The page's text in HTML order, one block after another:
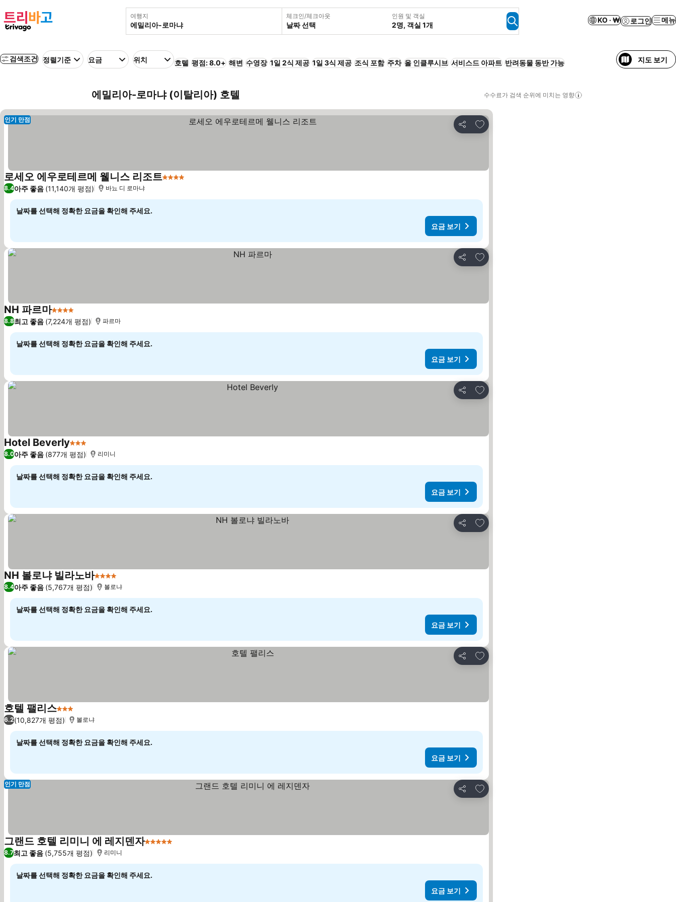
여행지 체크인/체크아웃
날짜 선택
인원 및 객실
2명, 객실 1개
KO · ₩ 로그인 메뉴
검색조건 정렬기준 요금 위치 호텔 평점: 8.0+ 해변 수영장 1일 2식 제공 1일 3식 제공 조식 포함 주차 올 인클루시브 서비스드 아파트 반려동물 동반 가능 지도 보기
에밀리아-로마냐 (이탈리아) 호텔 수수료가 검색 순위에 미치는 영향
공유
즐겨찾기에 추가
인기 만점
로세오 에우로테르메 웰니스 리조트4 성급
8.4아주 좋음 (11,140개 평점) 바뇨 디 로마냐
날짜를 선택해 정확한 요금을 확인해 주세요.
요금 보기
공유
즐겨찾기에 추가
NH 파르마4 성급 요금 보기
8.8최고 좋음 (7,224개 평점) 파르마
날짜를 선택해 정확한 요금을 확인해 주세요.
요금 보기
공유
즐겨찾기에 추가
Hotel Beverly3 성급요금 보기
8.0아주 좋음 (877개 평점) 리미니
날짜를 선택해 정확한 요금을 확인해 주세요.
요금 보기
공유
즐겨찾기에 추가
NH 볼로냐 빌라노바4 성급
8.4아주 좋음 (5,767개 평점) 볼로냐
날짜를 선택해 정확한 요금을 확인해 주세요.
요금 보기
공유
즐겨찾기에 추가
호텔 팰리스3 성급
6.2(10,827개 평점) 볼로냐
날짜를 선택해 정확한 요금을 확인해 주세요.
요금 보기
공유
즐겨찾기에 추가
인기 만점
그랜드 호텔 리미니 에 레지덴자5 성급
8.7최고 좋음 (5,755개 평점) 리미니
날짜를 선택해 정확한 요금을 확인해 주세요.
요금 보기